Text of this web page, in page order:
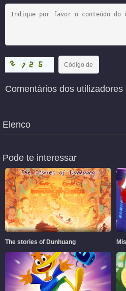
Comentários dos utilizadores
Elenco
Pode te interessar
The stories of Dunhuang